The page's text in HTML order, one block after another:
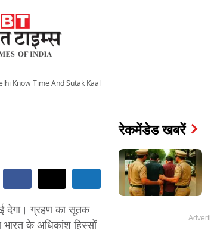
Know Time And Sutak Kaal
देगा। ग्रहण का सूतक
के अधिकांश हिस्सों
रेकमेंडेड खबरें